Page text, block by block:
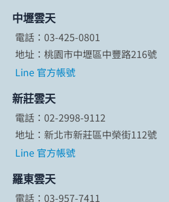
中壢雲天
電話：03-425-0801
地址：桃園市中壢區中豐路216號
Line 官方帳號
新莊雲天
電話：02-2998-9112
地址：新北市新莊區中榮街112號
Line 官方帳號
羅東雲天
電話：03-957-7411